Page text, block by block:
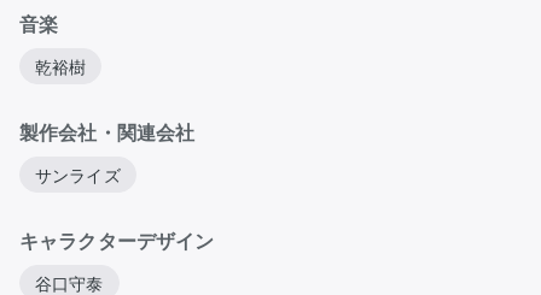
音楽
乾裕樹
製作会社・関連会社
サンライズ
キャラクターデザイン
谷口守泰